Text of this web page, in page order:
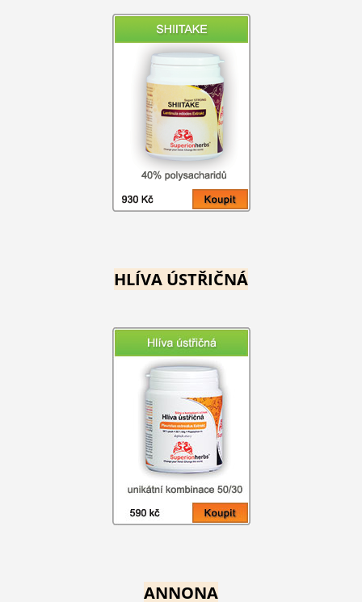
HLÍVA ÚSTŘIČNÁ
ANNONA